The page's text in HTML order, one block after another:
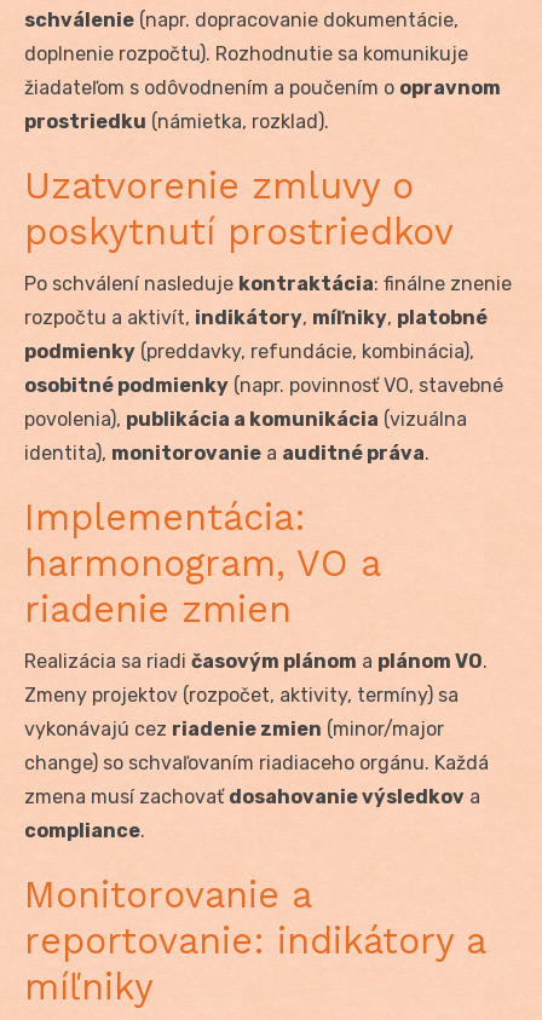
schválenie (napr. dopracovanie dokumentácie,
doplnenie rozpočtu). Rozhodnutie sa komunikuje
žiadateľom s odôvodnením a poučením o opravnom
prostriedku (námietka, rozklad).
Uzatvorenie zmluvy o
poskytnutí prostriedkov
Po schválení nasleduje kontraktácia: finálne znenie
rozpočtu a aktivít, indikátory, míľniky, platobné
podmienky (preddavky, refundácie, kombinácia),
osobitné podmienky (napr. povinnosť VO, stavebné
povolenia), publikácia a komunikácia (vizuálna
identita), monitorovanie a auditné práva.
Implementácia:
harmonogram, VO a
riadenie zmien
Realizácia sa riadi časovým plánom a plánom VO.
Zmeny projektov (rozpočet, aktivity, termíny) sa
vykonávajú cez riadenie zmien (minor/major
change) so schvaľovaním riadiaceho orgánu. Každá
zmena musí zachovať dosahovanie výsledkov a
compliance.
Monitorovanie a
reportovanie: indikátory a
míľniky